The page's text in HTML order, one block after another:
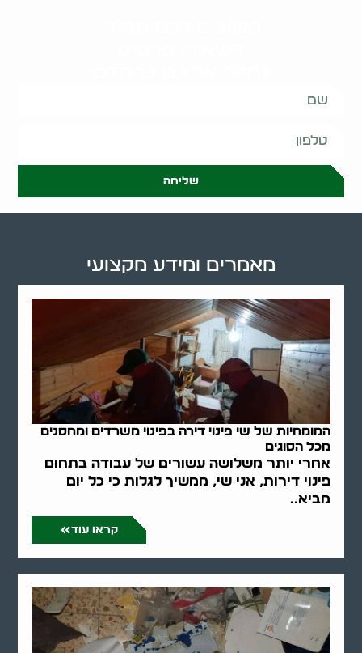
שליחה
המומחיות של שי פינוי דירה בפינוי משרדים ומחסנים
מכל הסוגים
אחרי יותר משלושה עשורים של עבודה בתחום
פינוי דירות, אני שי, ממשיך לגלות כי כל יום
מביא..
קראו עוד
מאמרים ומידע מקצועי